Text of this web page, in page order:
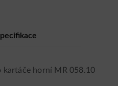
kartáče horní MR 058.10